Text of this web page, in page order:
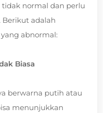
normal dan perlu
adalah
abnormal:
Biasa
berwarna putih atau
menunjukkan